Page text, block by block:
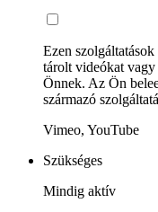
Ezen
tárolt videókat vagy
Önnek. Az Ön
származó
Vimeo, YouTube
Szükséges
Mindig aktív